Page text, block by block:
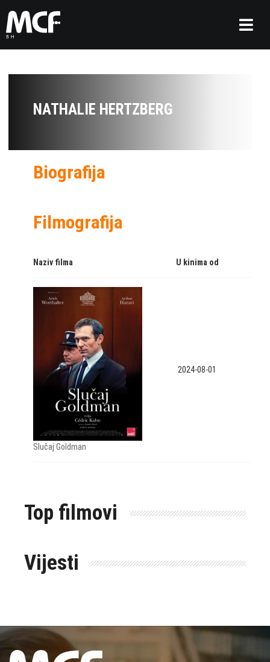
NATHALIE HERTZBERG
Biografija
Filmografija
Naziv filma U kinima od
Slučaj Goldman
2024-08-01
Top filmovi
Vijesti